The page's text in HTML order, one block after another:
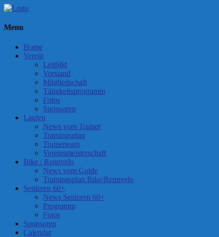
Menu
Home
Verein
Leitbild
Vorstand
Mitgliedschaft
Tätigkeitsprogramm
Fotos
Sponsoren
Laufen
News vom Trainer
Trainingsplan
Trainerteam
Vereinsmeisterschaft
Bike / Rennvelo
News vom Guide
Trainingsplan Bike/Rennvelo
Senioren 60+
News Senioren 60+
Programm
Fotos
Sponsoren
Calendar